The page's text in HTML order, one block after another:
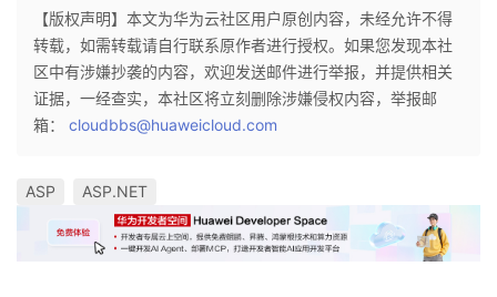
【版权声明】本文为华为云社区用户原创内容，未经允许不得
转载，如需转载请自行联系原作者进行授权。如果您发现本社
区中有涉嫌抄袭的内容，欢迎发送邮件进行举报，并提供相关
证据，一经查实，本社区将立刻删除涉嫌侵权内容，举报邮
箱： cloudbbs@huaweicloud.com
ASP ASP.NET